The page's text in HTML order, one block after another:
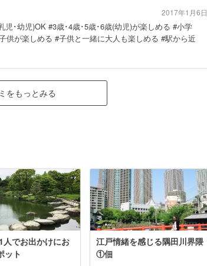
児･幼児)OK #3歳･4歳･5歳･6歳(幼児)が楽しめる #小学
供が楽しめる #子供と一緒に大人も楽しめる #駅から近
2017年1月6日
をもっとみる
人でお出かけにお
ット
江戸情緒を感じる隅田川界隈
①佃